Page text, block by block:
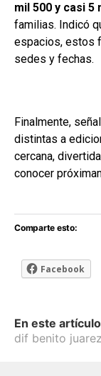
mil 500 y casi 5
familias. Indicó
espacios, estos
sedes y fechas.
Finalmente,
distintas a
cercana,
conocer
Comparte esto:
Facebook
En este artículo
dif benito juarez